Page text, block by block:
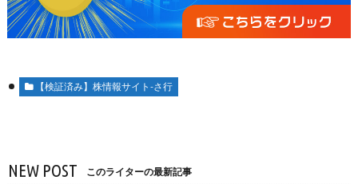
【検証済み】株情報サイト-さ行
NEW POST このライターの最新記事